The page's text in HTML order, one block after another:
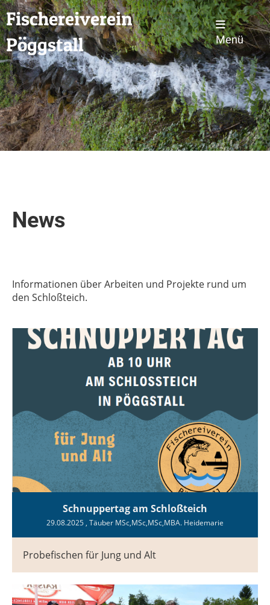
Fischereiverein
Pöggstall
Menü
News
Informationen über Arbeiten und Projekte rund um
den Schloßteich.
Schnuppertag am Schloßteich
29.08.2025 , Täuber MSc,MSc,MSc,MBA. Heidemarie
Probefischen für Jung und Alt